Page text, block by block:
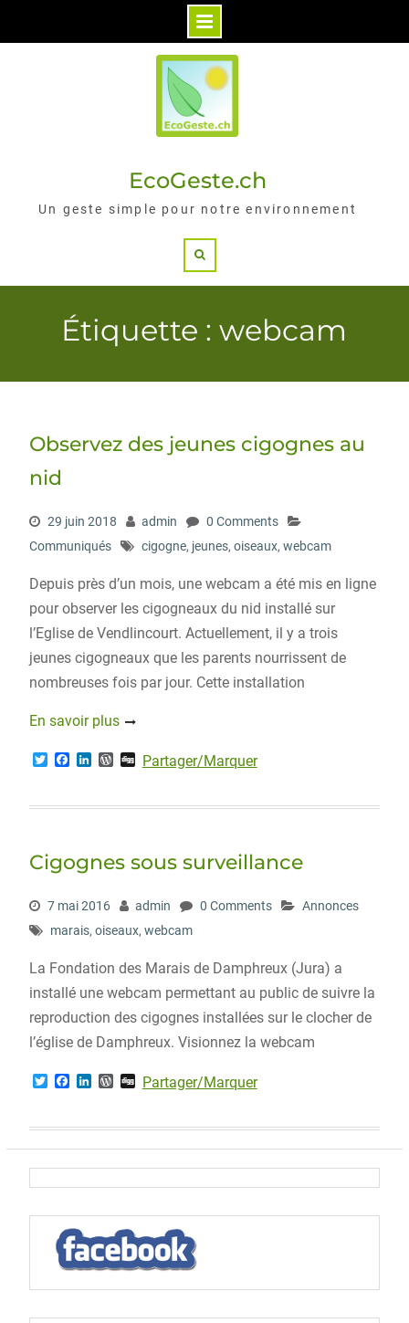
EcoGeste.ch
Un geste simple pour notre environnement
Étiquette : webcam
Observez des jeunes cigognes au
nid
29 juin 2018 admin
0 Comments
Communiqués
cigogne, jeunes, oiseaux, webcam
Depuis près d’un mois, une webcam a été mis en ligne
pour observer les cigogneaux du nid installé sur
l’Eglise de Vendlincourt. Actuellement, il y a trois
jeunes cigogneaux que les parents nourrissent de
nombreuses fois par jour. Cette installation
En savoir plus
T
t
F
e
k
L
k
n
W
d
s
D
g
Partager/Marquer
Cigognes sous surveillance
7 mai 2016 admin 0 Comments
Annonces
marais, oiseaux, webcam
La Fondation des Marais de Damphreux (Jura) a
installé une webcam permettant au public de suivre la
reproduction des cigognes installées sur le clocher de
l’église de Damphreux. Visionnez la webcam
T
t
e
r
F
e
o
o
k
L
k
d
I
n
W
d
r
e
s
D
g
Partager/Marquer